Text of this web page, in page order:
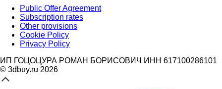
Public Offer Agreement
Subscription rates
Other provisions
Cookie Policy
Privacy Policy
ИП ГОЦОЦУРА РОМАН БОРИСОВИЧ ИНН 617100286101
© 3dbuy.ru 2026